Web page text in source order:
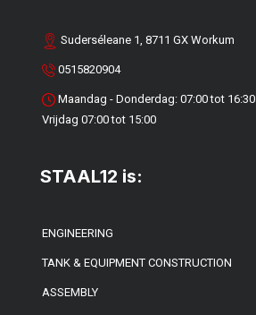
Suderséleane 1, 8711 GX Workum
0515820904
Maandag - Donderdag: 07:00 tot 16:30
Vrijdag 07:00 tot 15:00
STAAL12 is:
ENGINEERING
TANK & EQUIPMENT CONSTRUCTION
ASSEMBLY